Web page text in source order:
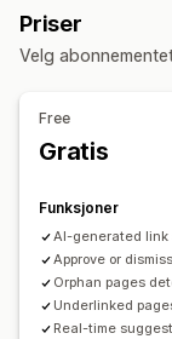
Priser
Velg
Free
Gratis
Funksjoner
AI-generated link
Approve or
Orphan pages
Underlinked
Real-time